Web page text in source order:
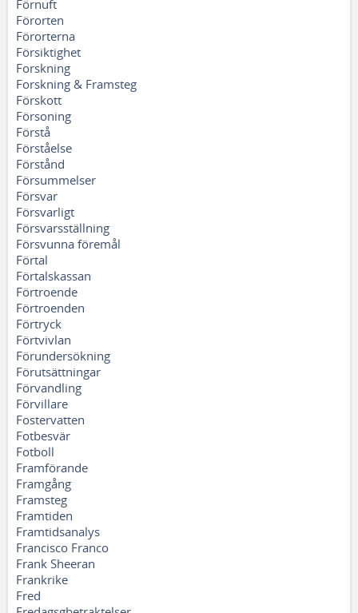
Förnuft
Förorten
Förorterna
Försiktighet
Forskning
Forskning & Framsteg
Förskott
Försoning
Förstå
Förståelse
Förstånd
Försummelser
Försvar
Försvarligt
Försvarsställning
Försvunna föremål
Förtal
Förtalskassan
Förtroende
Förtroenden
Förtryck
Förtvivlan
Förundersökning
Förutsättningar
Förvandling
Förvillare
Fostervatten
Fotbesvär
Fotboll
Framförande
Framgång
Framsteg
Framtiden
Framtidsanalys
Francisco Franco
Frank Sheeran
Frankrike
Fred